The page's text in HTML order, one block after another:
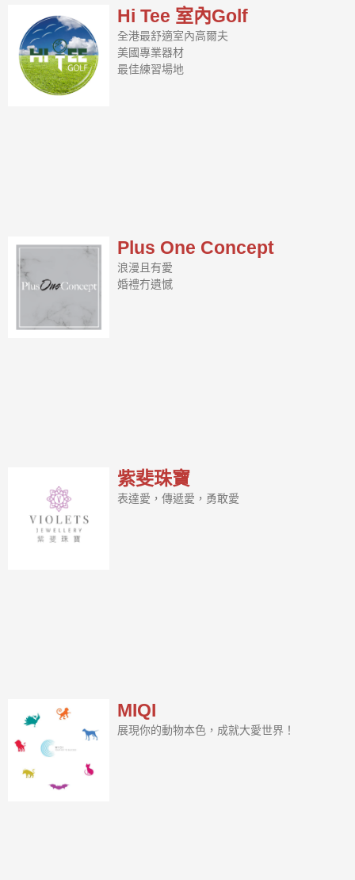
Hi Tee 室內Golf
全港最舒適室內高爾夫
美國專業器材
最佳練習場地
Plus One Concept
浪漫且有愛
婚禮冇遺憾
紫斐珠寶
表達愛，傳遞愛，勇敢愛
MIQI
展現你的動物本色，成就大愛世界！